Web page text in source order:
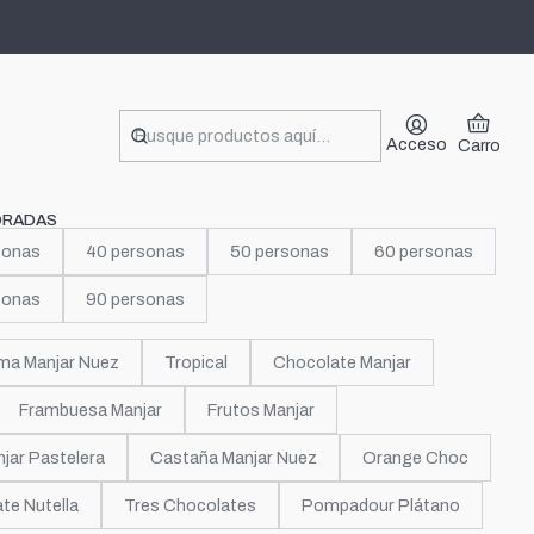
Acceso Carro
de flores
40 personas 50 personas 60 personas
90 personas
Manjar Nuez Tropical Chocolate Manjar
Frambuesa Manjar Frutos Manjar
Pastelera Castaña Manjar Nuez Orange Choc
Nutella Tres Chocolates Pompadour Plátano